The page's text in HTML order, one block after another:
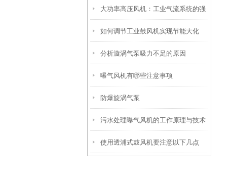
大功率高压风机：工业气流系统的强
劲“心脏”
如何调节工业鼓风机实现节能大化
分析漩涡气泵吸力不足的原因
曝气风机有哪些注意事项
防爆旋涡气泵
污水处理曝气风机的工作原理与技术
优势
使用透浦式鼓风机要注意以下几点